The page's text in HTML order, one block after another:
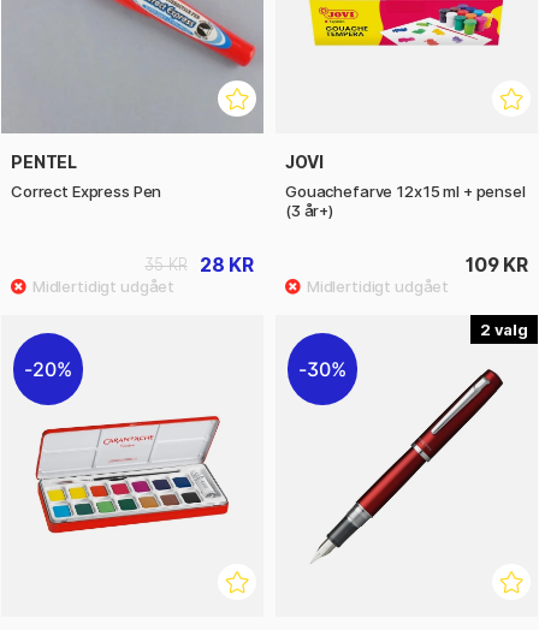
PENTEL
Correct Express Pen
28 KR
35 KR
JOVI
Gouachefarve 12x15 ml + pensel
(3 år+)
109 KR
20%
2
30%